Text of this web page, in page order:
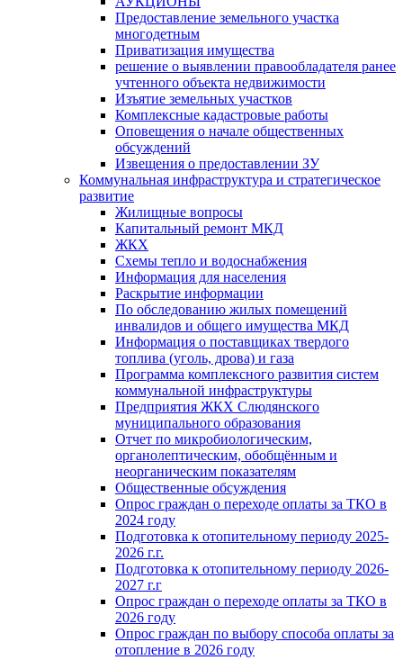
Предоставление земельного участка
многодетным
Приватизация имущества
решение о выявлении правообладателя ранее
учтенного объекта недвижимости
Изъятие земельных участков
Комплексные кадастровые работы
Оповещения о начале общественных
обсуждений
Извещения о предоставлении ЗУ
Коммунальная инфраструктура и стратегическое
развитие
Жилищные вопросы
Капитальный ремонт МКД
ЖКХ
Схемы тепло и водоснабжения
Информация для населения
Раскрытие информации
По обследованию жилых помещений
инвалидов и общего имущества МКД
Информация о поставщиках твердого
топлива (уголь, дрова) и газа
Программа комплексного развития систем
коммунальной инфраструктуры
Предприятия ЖКХ Слюдянского
муниципального образования
Отчет по микробиологическим,
органолептическим, обобщённым и
неорганическим показателям
Общественные обсуждения
Опрос граждан о переходе оплаты за ТКО в
2024 году
Подготовка к отопительному периоду 2025-
2026 г.г.
Подготовка к отопительному периоду 2026-
2027 г.г
Опрос граждан о переходе оплаты за ТКО в
2026 году
Опрос граждан по выбору способа оплаты за
отопление в 2026 году